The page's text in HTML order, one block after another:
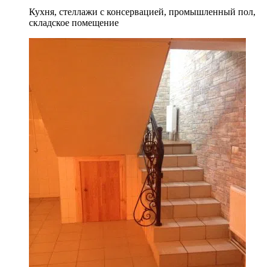
Кухня, стеллажи с консервацией, промышленный пол,
складское помещение